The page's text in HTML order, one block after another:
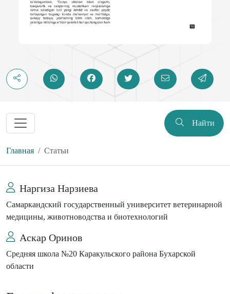
Найти
Главная Статьи
Наргиза Нарзиева
Самаркандский государственный университет ветеринарной
медицины, животноводства и биотехнологий
Аскар Оринов
Средняя школа №20 Каракульского района Бухарской
области